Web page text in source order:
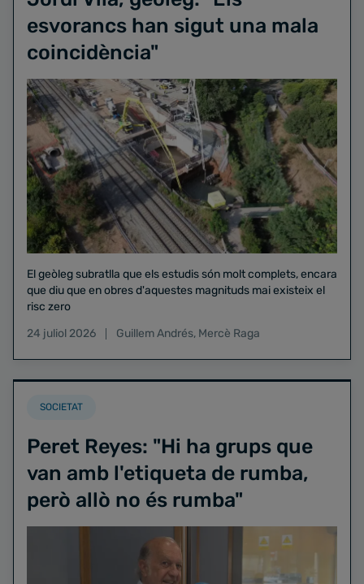
esvorancs han sigut una mala
coincidència"
El geòleg subratlla que els estudis són molt complets, encara
que diu que en obres d'aquestes magnituds mai existeix el
risc zero
24 juliol 2026
Guillem Andrés, Mercè Raga
SOCIETAT
Peret Reyes: "Hi ha grups que
van amb l'etiqueta de rumba,
però allò no és rumba"